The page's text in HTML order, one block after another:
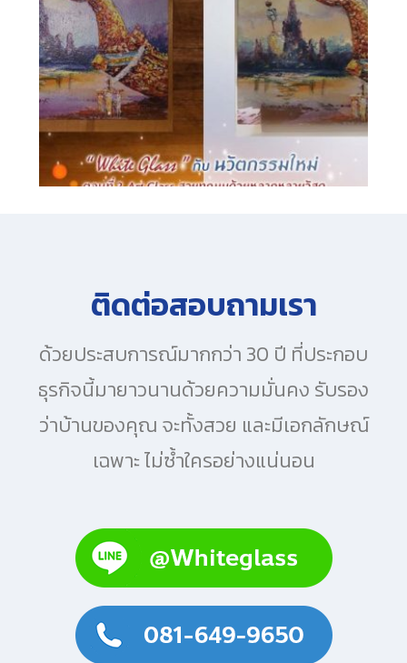
ติดต่อสอบถามเรา
ด้วยประสบการณ์มากกว่า 30 ปี ที่ประกอบ
ธุรกิจนี้มายาวนานด้วยความมั่นคง รับรอง
ว่าบ้านของคุณ จะทั้งสวย และมีเอกลักษณ์
เฉพาะ ไม่ซ้ำใครอย่างแน่นอน